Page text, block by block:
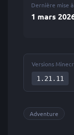
Dernière mise
1 mars
Versions
1.21.11
Adventure